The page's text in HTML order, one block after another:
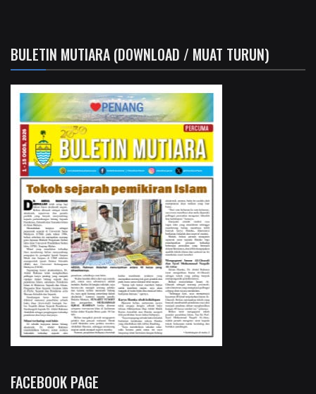
BULETIN MUTIARA (DOWNLOAD / MUAT TURUN)
FACEBOOK PAGE